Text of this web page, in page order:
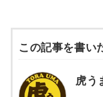
この記事を書い
虎う